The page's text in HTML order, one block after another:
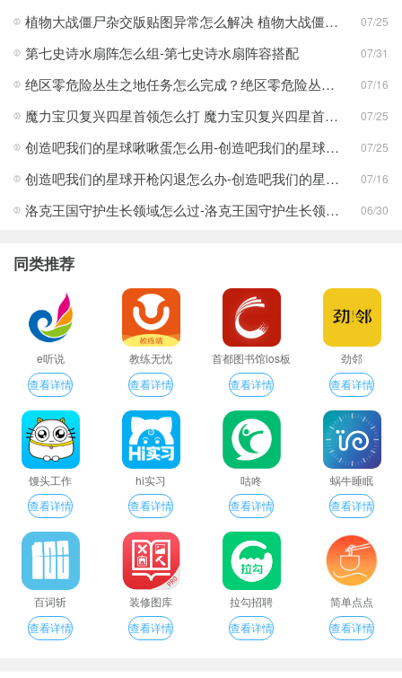
植物大战僵尸杂交版贴图异常怎么解决 植物大战僵尸杂交版贴图异常教程 07/25
第七史诗水扇阵怎么组-第七史诗水扇阵容搭配 07/31
绝区零危险丛生之地任务怎么完成？绝区零危险丛生之地任务完成攻略 07/16
魔力宝贝复兴四星首领怎么打 魔力宝贝复兴四星首领打法合集 07/25
创造吧我们的星球啾啾蛋怎么用-创造吧我们的星球啾啾蛋使用攻略 07/25
创造吧我们的星球开枪闪退怎么办-创造吧我们的星球开枪闪退合集 07/16
洛克王国守护生长领域怎么过-洛克王国守护生长领域通关攻略 06/30
同类推荐
e听说
查看详情
教练无忧
查看详情
首都图书馆ios板
查看详情
劲邻
查看详情
馒头工作
查看详情
hi实习
查看详情
咕咚
查看详情
蜗牛睡眠
查看详情
百词斩
查看详情
装修图库
查看详情
拉勾招聘
查看详情
简单点点
查看详情